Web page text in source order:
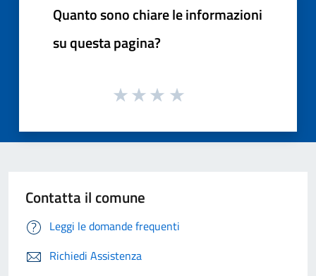
Quanto sono chiare le informazioni
su questa pagina?
Contatta il comune
Leggi le domande frequenti
Richiedi Assistenza